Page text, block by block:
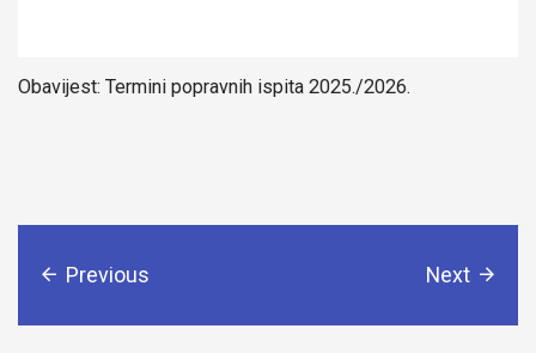
Obavijest: Termini popravnih ispita 2025./2026.
Previous Next